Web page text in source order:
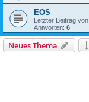
EOS
Letzter Beitrag von
Antworten: 6
Neues Thema